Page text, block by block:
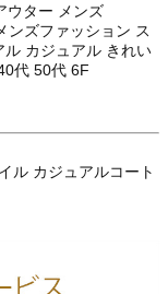
ウター メンズ
ンズファッション ス
ル カジュアル きれい
代 50代 6F
ル カジュアルコート